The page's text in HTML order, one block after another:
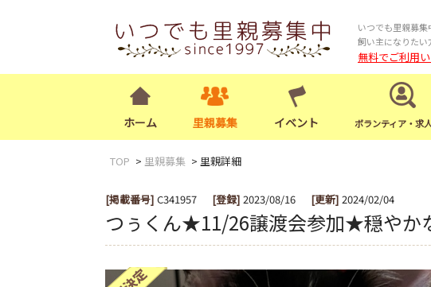
いつでも里親募
飼い主になりたい
無料でご利用
ホーム 里親募集 イベント ボランティア・求
TOP 里親募集 里親詳細
[掲載番号] C341957 [登録] 2023/08/16 [更新] 2024/02/04
つぅくん★11/26譲渡会参加★穏やか